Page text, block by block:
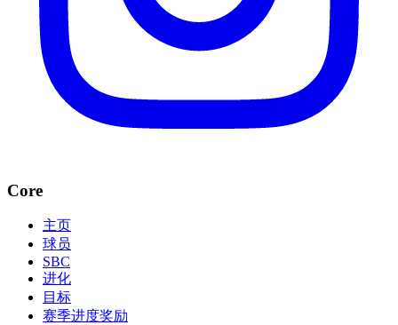
Core
主页
球员
SBC
进化
目标
赛季进度奖励